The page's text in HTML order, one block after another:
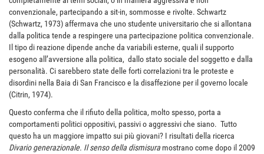
convenzionale, partecipando a sit-in, sommosse e rivolte. Schwartz
(Schwartz, 1973) affermava che uno studente universitario che si allontana
dalla politica tende a respingere una partecipazione politica convenzionale.
Il tipo di reazione dipende anche da variabili esterne, quali il supporto
esogeno all’avversione alla politica, dallo stato sociale del soggetto e dalla
personalità. Ci sarebbero state delle forti correlazioni tra le proteste e
disordini nella Baia di San Francisco e la disaffezione per il governo locale
(Citrin, 1974).
Questo conferma che il rifiuto della politica, molto spesso, porta a
comportamenti politici oppositivi, passivi o aggressivi che siano. Tutto
questo ha un maggiore impatto sui più giovani? I risultati della ricerca
Divario generazionale. Il senso della dismisura mostrano come dopo il 2009